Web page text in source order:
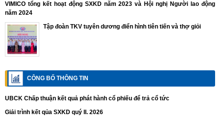
VIMICO tổng kết hoạt động SXKD năm 2023 và Hội nghị Người lao động
năm 2024
Tập đoàn TKV tuyên dương điển hình tiên tiến và thợ giỏi
CÔNG BỐ THÔNG TIN
UBCK Chấp thuận kết quả phát hành cổ phiếu để trả cổ tức
Giải trình kết qủa SXKD quý II. 2026